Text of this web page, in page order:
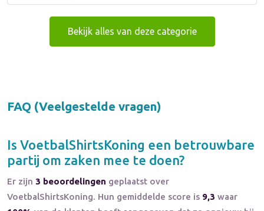
Bekijk alles van deze categorie
FAQ (Veelgestelde vragen)
Is VoetbalShirtsKoning een betrouwbare
partij om zaken mee te doen?
Er zijn 3 beoordelingen geplaatst over
VoetbalShirtsKoning. Hun gemiddelde score is 9,3 waar